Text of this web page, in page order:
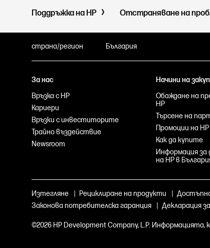
Поддръжка на HP Отстраняване на
страна/регион България
За нас
Връзка с HP
Кариери
Връзки с инвеститорите
Трайно въздействие
Newsroom
Начини на
Обаждане на
HP
Търсене на
Промоции на HP
Как да купите
Информация
на HP в
Изтегляне Рециклиране на продукти
Законова потребителска гаранция
Декларация
©2026 HP Development Company, L.P.